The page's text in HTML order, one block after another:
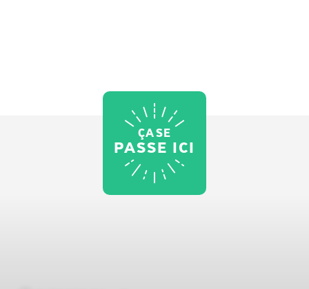
ÇA SE
PASSE ICI